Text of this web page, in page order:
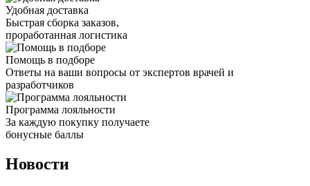
Удобная доставка
Быстрая сборка заказов,
проработанная логистика
Помощь в подборе
Ответы на ваши вопросы от экспертов врачей и
разработчиков
Программа лояльности
За каждую покупку получаете
бонусные баллы
Новости